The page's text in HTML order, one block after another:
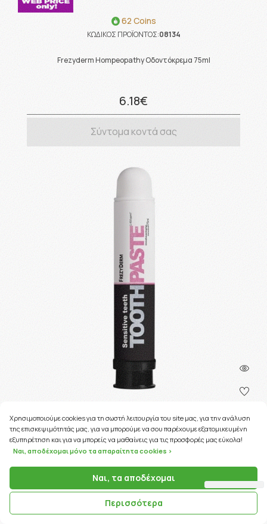
62 Coins
ΚΩΔΙΚΟΣ ΠΡΟΪΟΝΤΟΣ:08134
Frezyderm Hompeopathy Οδοντόκρεμα 75ml
6.18€
Σύντομα κοντά σας
48 Coins
ΚΩΔΙΚΟΣ ΠΡΟΪΟΝΤΟΣ:08132
Frezyderm Sensitive Teeth Οδοντόκρεμα 75ml
4.82€
Χρησιμοποιούμε cookies για τη σωστή λειτουργία του site μας, για την ανάλυση
της επισκεψιμότητάς μας, για να μπορούμε να σου παρέχουμε εξατομικευμένη
εξυπηρέτηση και για να μπορείς να μαθαίνεις για τις προσφορές μας εύκολα!
Ναι, αποδέχομαι μόνο τα απαραίτητα cookies >
Ναι, τα αποδέχομαι
Περισσότερα